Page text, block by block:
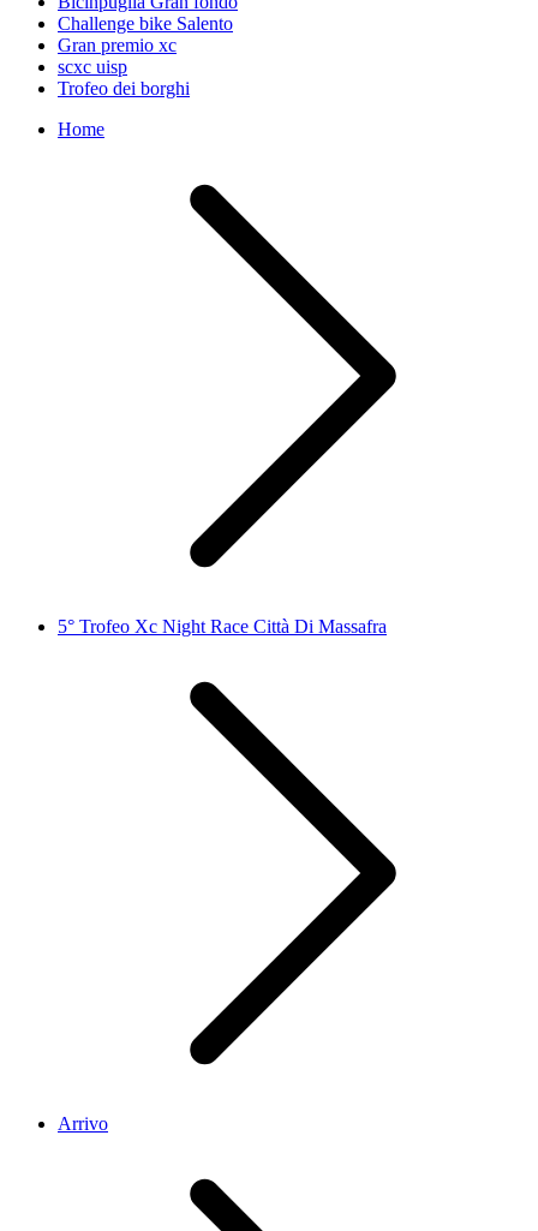
Challenge bike Salento
Gran premio xc
scxc uisp
Trofeo dei borghi
Home
5° Trofeo Xc Night Race Città Di Massafra
Arrivo